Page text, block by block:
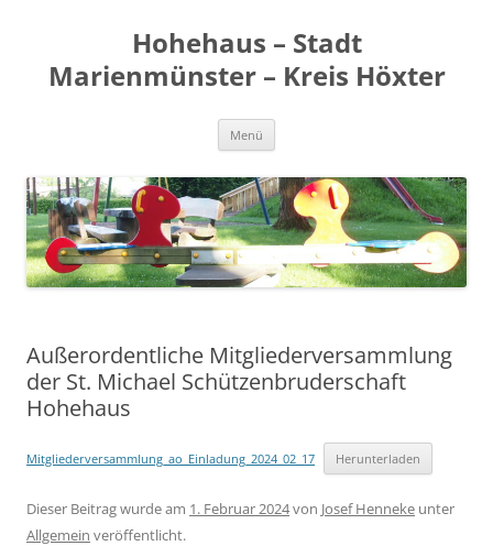
Hohehaus – Stadt
Marienmünster – Kreis Höxter
Menü
Außerordentliche Mitgliederversammlung
der St. Michael Schützenbruderschaft
Hohehaus
Mitgliederversammlung_ao_Einladung_2024_02_17 Herunterladen
Dieser Beitrag wurde am 1. Februar 2024von Josef Henneke unter
Allgemein veröffentlicht.